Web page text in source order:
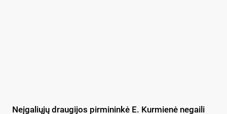
Neįgaliųjų draugijos pirmininkė E. Kurmienė negaili